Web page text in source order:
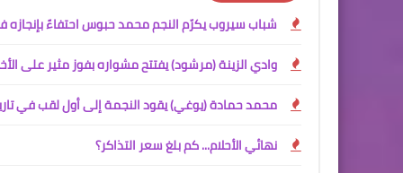
شباب سيروب يكرّم النجم محمد حبوس احتفاءً بإنجازه
وادي الزينة (مرشود) يفتتح مشواره بفوز مثير على
محمد حمادة (يوغي) يقود النجمة إلى أول لقب في
نهائي الأحلام... كم بلغ سعر التذاكر؟